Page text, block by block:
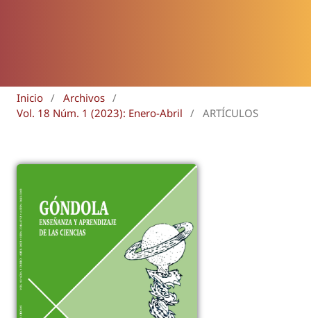
Inicio / Archivos /
Vol. 18 Núm. 1 (2023): Enero-Abril
/ ARTÍCULOS